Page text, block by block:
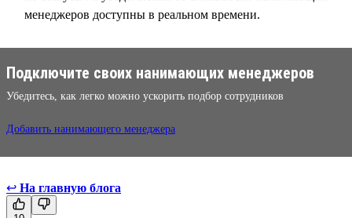
менеджеров доступны в реальном времени.
Подключите своих нанимающих менеджеров
Убедитесь, как легко можно ускорить подбор сотрудников
Добавить нанимающего менеджера
↩ На главную блога